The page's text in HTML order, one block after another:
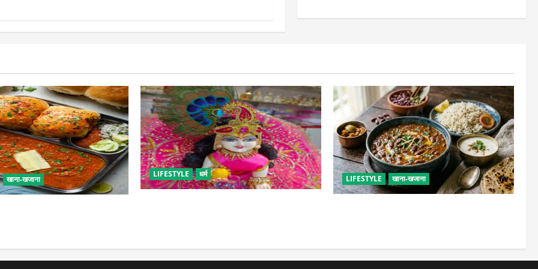
खाना-खजाना
LIFESTYLE धर्म
LIFESTYLE खाना-खजाना